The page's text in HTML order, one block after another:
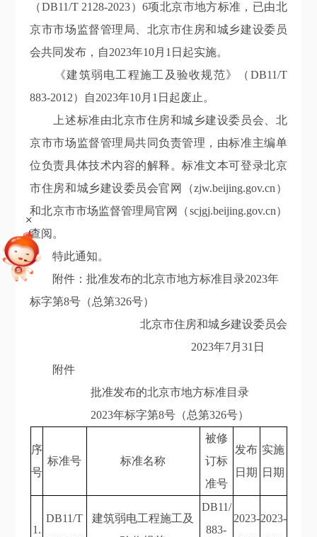
（DB11/T 2128-2023）6项北京市地方标准，已由北
京市市场监督管理局、北京市住房和城乡建设委员
会共同发布，自2023年10月1日起实施。
《建筑弱电工程施工及验收规范》（DB11/T
883-2012）自2023年10月1日起废止。
上述标准由北京市住房和城乡建设委员会、北
京市市场监督管理局共同负责管理，由标准主编单
位负责具体技术内容的解释。标准文本可登录北京
市住房和城乡建设委员会官网（zjw.beijing.gov.cn）
和北京市市场监督管理局官网（scjgj.beijing.gov.cn）
查阅。
特此通知。
附件：批准发布的北京市地方标准目录2023年
标字第8号（总第326号）
北京市住房和城乡建设委员会
2023年7月31日
附件
批准发布的北京市地方标准目录
2023年标字第8号（总第326号）
序
号
标准号 标准名称
被修
订标
准号
发布
日期
实施
日期
1.
DB11/T
建筑弱电工程施工及
DB11/
883-
2023-2023-
+